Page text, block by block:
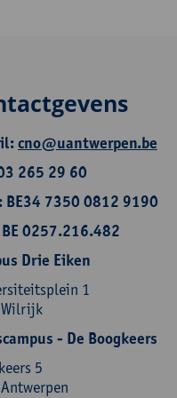
cno@uantwerpen.be
265 29 60
BE34 7350 0812 9190
BE 0257.216.482
Drie Eiken
1
- De Boogkeers
5